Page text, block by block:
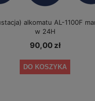
alkomatu AL-1100F
w 24H
90,00 zł
DO KOSZYKA